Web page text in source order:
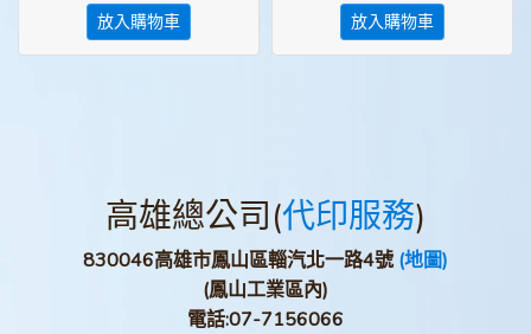
放入購物車 放入購物車
高雄總公司(代印服務)
830046高雄市鳳山區輜汽北一路4號(地圖)
(鳳山工業區內)
電話:07-7156066